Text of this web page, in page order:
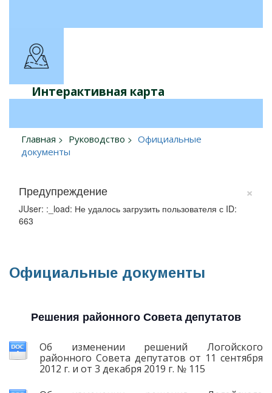
Интерактивная карта
Главная Руководство
Официальные
документы
×
Предупреждение
JUser: :_load: Не удалось загрузить пользователя с ID:
663
Официальные документы
Решения районного Совета депутатов
Об изменении решений Логойского
районного Совета депутатов от 11 сентября
2012 г. и от 3 декабря 2019 г. № 115